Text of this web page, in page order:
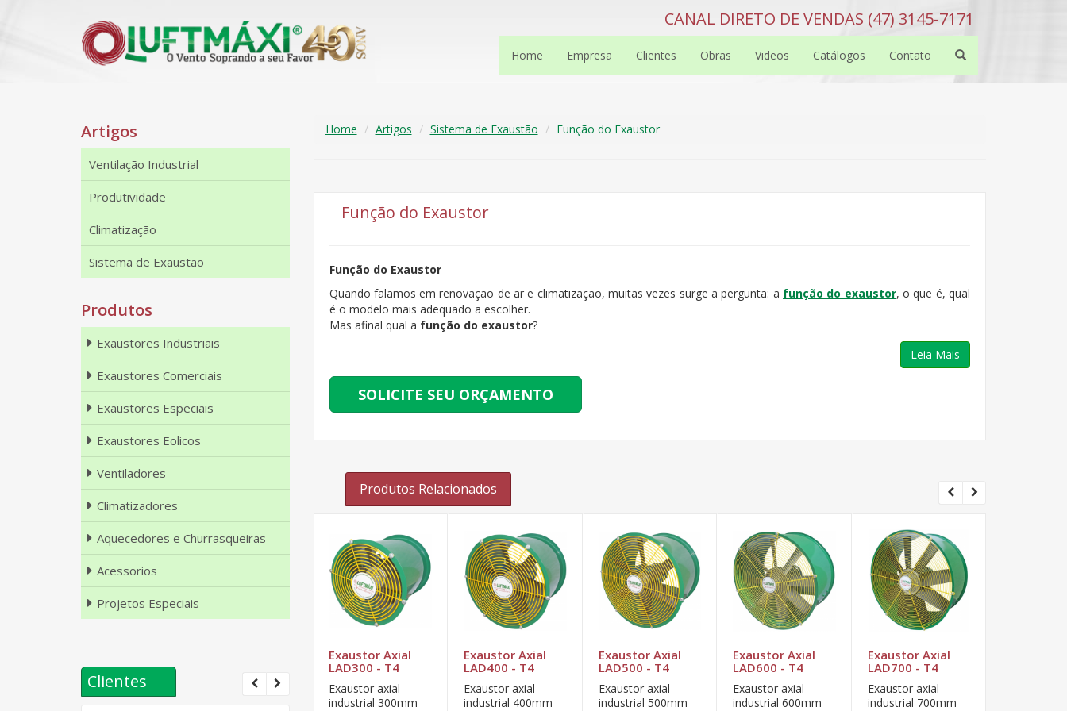
CANAL DIRETO DE VENDAS (47) 3145-7171
Home Empresa Clientes Obras Videos Catálogos Contato
Home Artigos Sistema de Exaustão Função do Exaustor
Função do Exaustor
Função do Exaustor
Quando falamos em renovação de ar e climatização, muitas vezes surge a pergunta: a função do exaustor, o que é, qual
é o modelo mais adequado a escolher.
Mas afinal qual a função do exaustor?
Leia Mais
SOLICITE SEU ORÇAMENTO
Produtos Relacionados
LAD800 - T6
Exaustor axial
Exaustor Axial
LAD300 - T4
Exaustor axial
industrial 300mm
Exaustor Axial
LAD400 - T4
Exaustor axial
industrial 400mm
Exaustor Axial
LAD500 - T4
Exaustor axial
industrial 500mm
Exaustor Axial
LAD600 - T4
Exaustor axial
industrial 600mm
Exaustor Axial
LAD700 - T4
Exaustor axial
industrial 700mm
Artigos
Ventilação Industrial
Produtividade
Climatização
Sistema de Exaustão
Produtos
Exaustores Industriais
Exaustores Comerciais
Exaustores Especiais
Exaustores Eolicos
Ventiladores
Climatizadores
Aquecedores e Churrasqueiras
Acessorios
Projetos Especiais
Clientes